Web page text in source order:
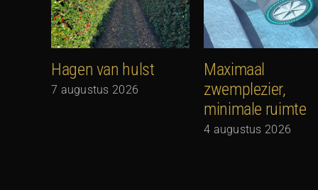
Hagen van hulst
7 augustus 2026
Maximaal
zwemplezier,
minimale ruimte
4 augustus 2026